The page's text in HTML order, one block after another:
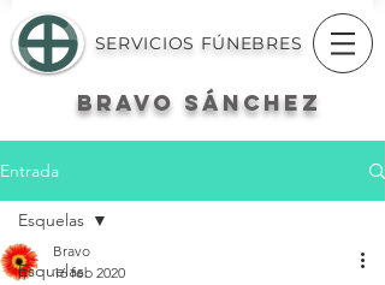
SERVICIOS FÚNEBRES
BRAVO SÁNCHEZ
Entrada
Esquelas
Esquelas
Bravo
16 feb 2020